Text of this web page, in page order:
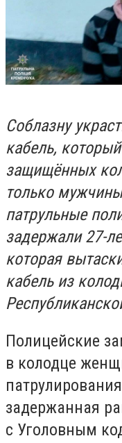
Соблазну
кабель,
защищённых
только
патрульные
задержали 27-
которая
кабель из
Полицейские
в колодце
задержанная
с Уголовным